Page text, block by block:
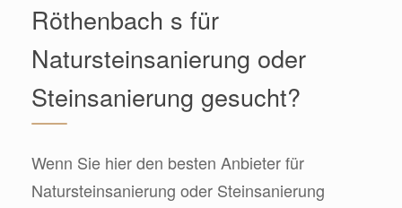
Röthenbach s für
Natursteinsanierung oder
Steinsanierung gesucht?
Wenn Sie hier den besten Anbieter für
Natursteinsanierung oder Steinsanierung